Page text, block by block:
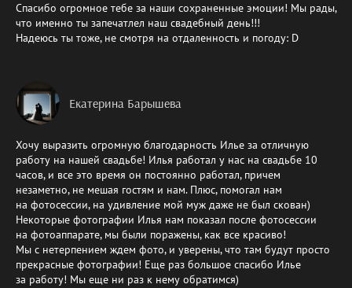
Спасибо огромное тебе за наши сохраненные эмоции! Мы рады,
что именно ты запечатлел наш свадебный день!!!
Надеюсь ты тоже, не смотря на отдаленность и погоду: D
Екатерина Барышева
Хочу выразить огромную благодарность Илье за отличную
работу на нашей свадьбе! Илья работал у нас на свадьбе 10
часов, и все это время он постоянно работал, причем
незаметно, не мешая гостям и нам. Плюс, помогал нам
на фотосессии, на удивление мой муж даже не был скован)
Некоторые фотографии Илья нам показал после фотосессии
на фотоаппарате, мы были поражены, как все красиво!
Мы с нетерпением ждем фото, и уверены, что там будут просто
прекрасные фотографии! Еще раз большое спасибо Илье
за работу! Мы еще ни раз к нему обратимся)